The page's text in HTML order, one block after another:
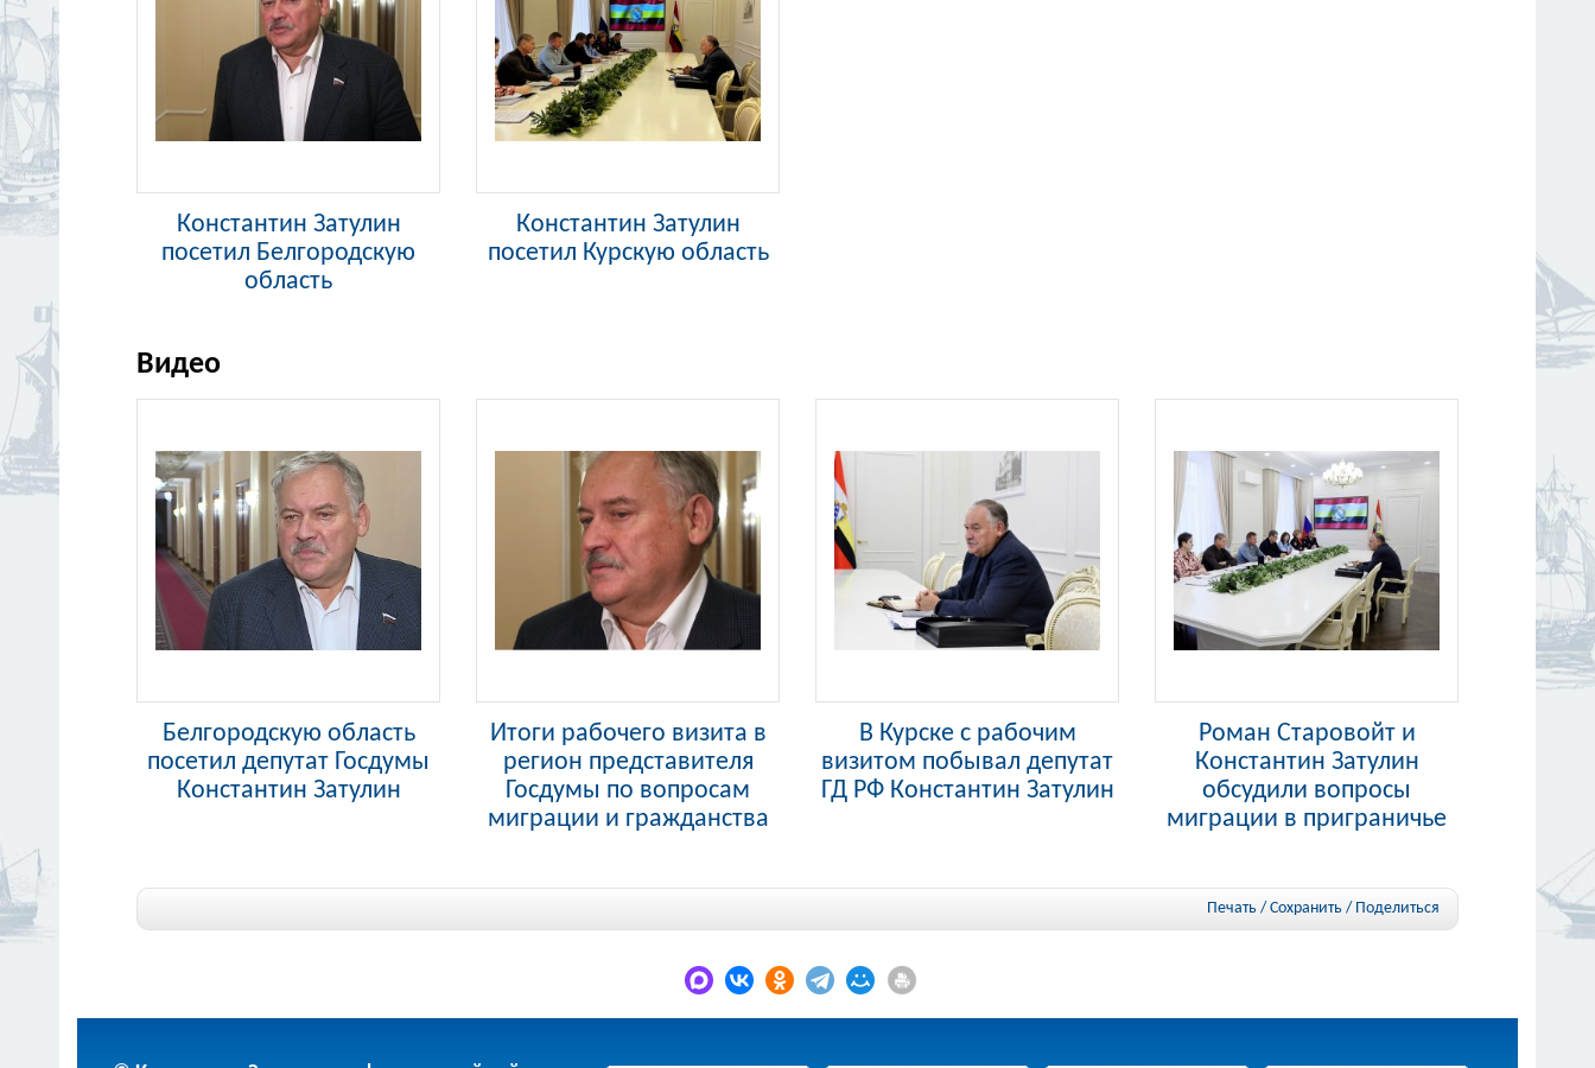
Константин Затулин
посетил Белгородскую
область
Константин Затулин
посетил Курскую область
Видео
Белгородскую область
посетил депутат Госдумы
Константин Затулин
Итоги рабочего визита в
регион представителя
Госдумы по вопросам
миграции и гражданства
В Курске с рабочим
визитом побывал депутат
ГД РФ Константин Затулин
Роман Старовойт и
Константин Затулин
обсудили вопросы
миграции в приграничье
Печать / Сохранить / Поделиться